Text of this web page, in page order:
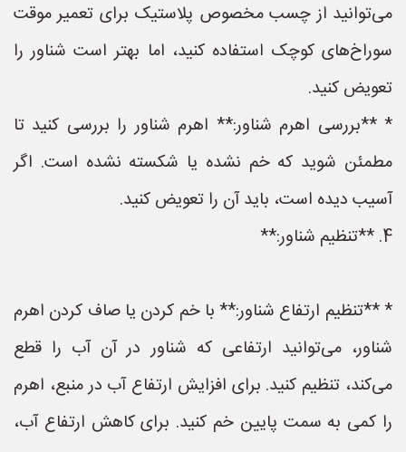
می‌توانید از چسب مخصوص پلاستیک برای تعمیر موقت
سوراخ‌های کوچک استفاده کنید، اما بهتر است شناور را
تعویض کنید.
* **بررسی اهرم شناور:** اهرم شناور را بررسی کنید تا
مطمئن شوید که خم نشده یا شکسته نشده است. اگر
آسیب دیده است، باید آن را تعویض کنید.
4. **تنظیم شناور:**
* **تنظیم ارتفاع شناور:** با خم کردن یا صاف کردن اهرم
شناور، می‌توانید ارتفاعی که شناور در آن آب را قطع
می‌کند، تنظیم کنید. برای افزایش ارتفاع آب در منبع، اهرم
را کمی به سمت پایین خم کنید. برای کاهش ارتفاع آب،